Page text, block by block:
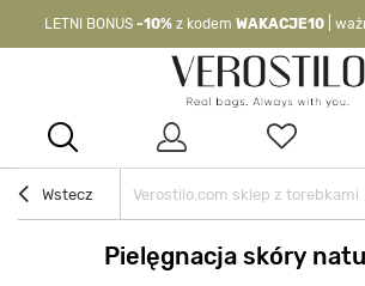
LETNI BONUS -10% z kodem WAKACJE10 |
WAKACJE10| nie dotyczy
Wstecz Verostilo.com sklep z torebkami
Pielęgnacja skóry